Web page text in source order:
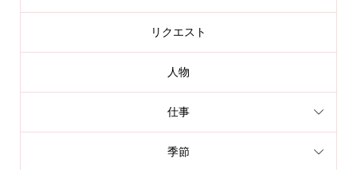
リクエスト
人物
仕事
季節